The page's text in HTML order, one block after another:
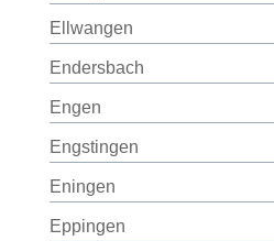
Ellwangen
Endersbach
Engen
Engstingen
Eningen
Eppingen